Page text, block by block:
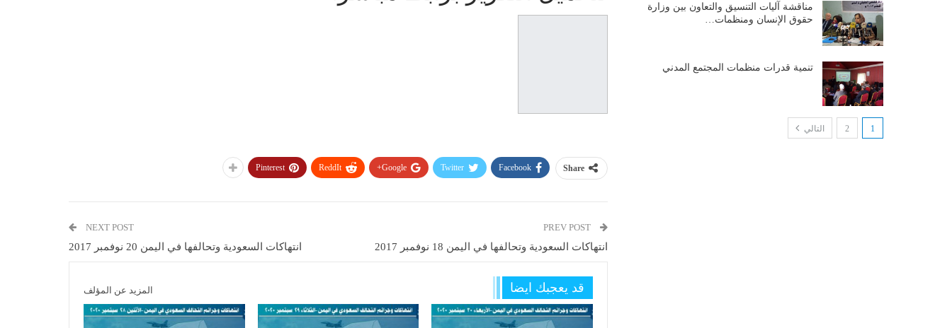
Share
Facebook
Twitter
Google+
ReddIt
Pinterest
PREV POST
انتهاكات السعودية وتحالفها في اليمن 18 نوفمبر 2017
NEXT POST
انتهاكات السعودية وتحالفها في اليمن 20 نوفمبر 2017
قد يعجبك ايضا المزيد عن المؤلف
مناقشة آليات التنسيق والتعاون بين وزارة
حقوق الإنسان ومنظمات…
تنمية قدرات منظمات المجتمع المدني
1
2 التالي